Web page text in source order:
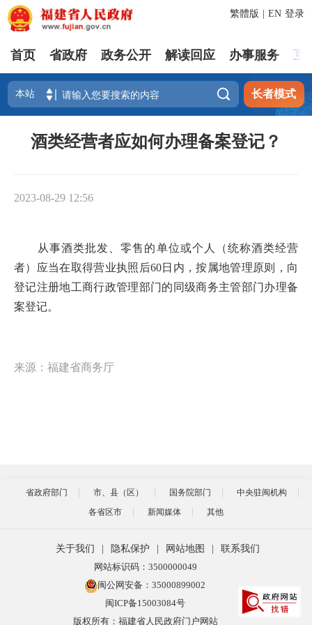
登录
繁體版 EN
首页 省政府 政务公开 解读回应 办事服务 互
 长者模式
酒类经营者应如何办理备案登记？
2023-08-29 12:56
从事酒类批发、零售的单位或个人（统称酒类经营
者）应当在取得营业执照后60日内，按属地管理原则，向
登记注册地工商行政管理部门的同级商务主管部门办理备
案登记。
来源：福建省商务厅
省政府部门 市、县（区） 国务院部门
中央驻闽机构
各省区市
新闻媒体 其他
关于我们 隐私保护 网站地图
联系我们
网站标识码：3500000049
闽公网安备：35000899002
闽ICP备15003084号
版权所有：福建省人民政府门户网站